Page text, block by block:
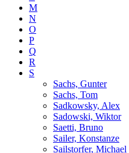
M
N
O
P
Q
R
S
Sachs, Gunter
Sachs, Tom
Sadkowsky, Alex
Sadowski, Wiktor
Saetti, Bruno
Sailer, Konstanze
Sailstorfer, Michael